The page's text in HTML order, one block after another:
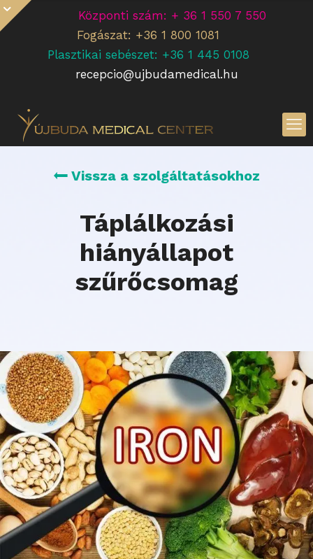
Központi szám: + 36 1 550 7 550
Fogászat: +36 1 800 1081
Plasztikai sebészet: +36 1 445 0108
recepcio@ujbudamedical.hu
Vissza a szolgáltatásokhoz
Táplálkozási
hiányállapot
szűrőcsomag